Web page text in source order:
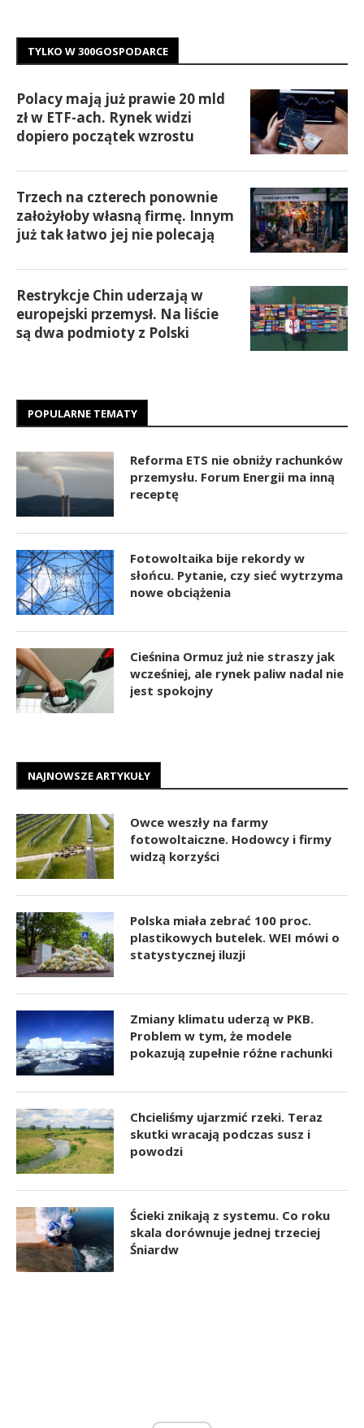
TYLKO W 300GOSPODARCE
Polacy mają już prawie 20 mld
zł w ETF-ach. Rynek widzi
dopiero początek wzrostu
Trzech na czterech ponownie
założyłoby własną firmę. Innym
już tak łatwo jej nie polecają
Restrykcje Chin uderzają w
europejski przemysł. Na liście
są dwa podmioty z Polski
POPULARNE TEMATY
Reforma ETS nie obniży rachunków
przemysłu. Forum Energii ma inną
receptę
Fotowoltaika bije rekordy w
słońcu. Pytanie, czy sieć wytrzyma
nowe obciążenia
Cieśnina Ormuz już nie straszy jak
wcześniej, ale rynek paliw nadal nie
jest spokojny
NAJNOWSZE ARTYKUŁY
Owce weszły na farmy
fotowoltaiczne. Hodowcy i firmy
widzą korzyści
Polska miała zebrać 100 proc.
plastikowych butelek. WEI mówi o
statystycznej iluzji
Zmiany klimatu uderzą w PKB.
Problem w tym, że modele
pokazują zupełnie różne rachunki
Chcieliśmy ujarzmić rzeki. Teraz
skutki wracają podczas susz i
powodzi
Ścieki znikają z systemu. Co roku
skala dorównuje jednej trzeciej
Śniardw